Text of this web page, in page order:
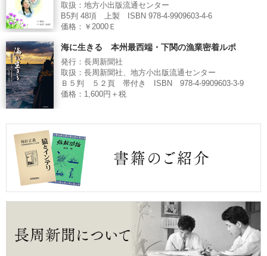
取扱：地方小出版流通センター
B5判 48項 上製 ISBN 978-4-9909603-4-6
価格：￥2000Ｅ
海に生きる 本州最西端・下関の漁業密着ルポ
発行：長周新聞社
取扱：長周新聞社、地方小出版流通センター
Ｂ５判 ５２頁 帯付き ISBN 978-4-9909603-3-9
価格：1,600円＋税